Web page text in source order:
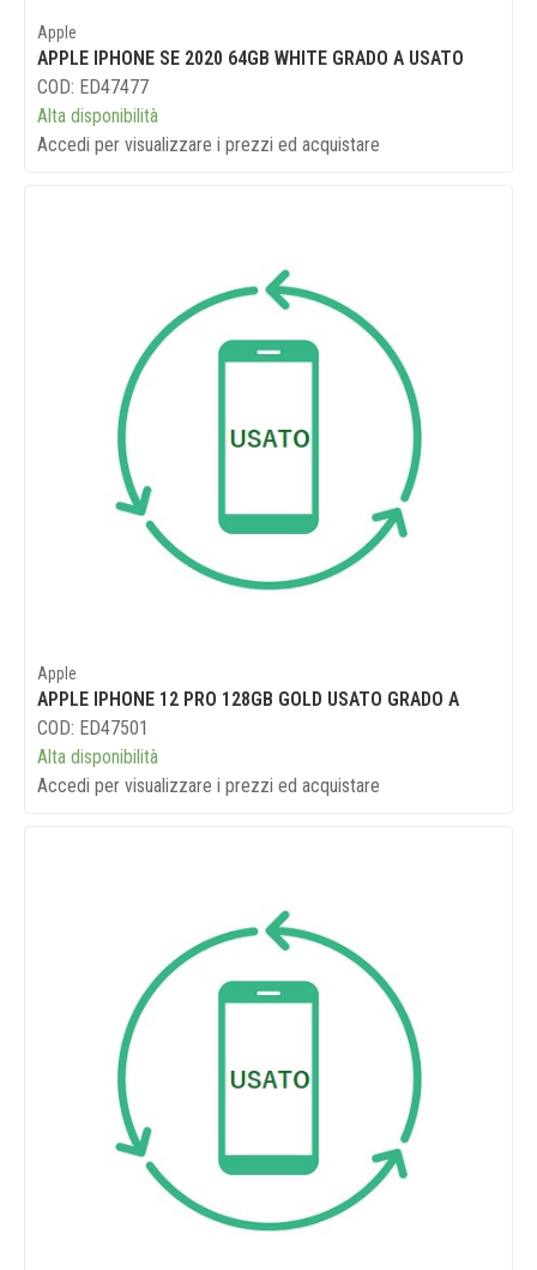
Apple
APPLE IPHONE SE 2020 64GB WHITE GRADO A USATO
COD: ED47477
Alta disponibilità
Accedi per visualizzare i prezzi ed acquistare
Apple
APPLE IPHONE 12 PRO 128GB GOLD USATO GRADO A
COD: ED47501
Alta disponibilità
Accedi per visualizzare i prezzi ed acquistare